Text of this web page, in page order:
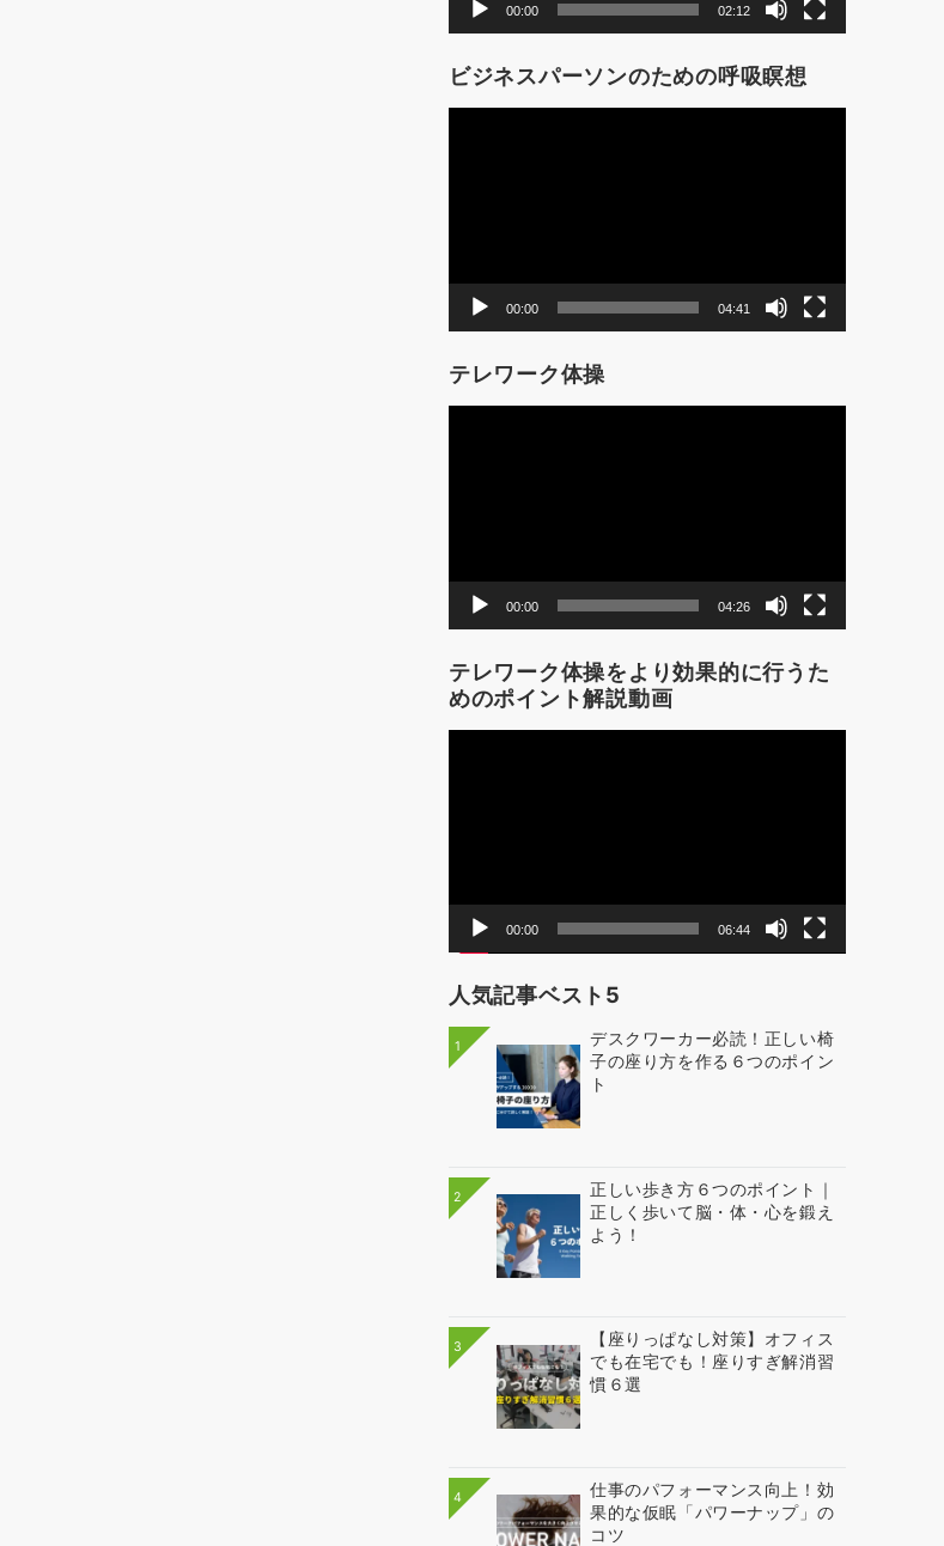
00:00 02:12
ビジネスパーソンのための呼吸瞑想
00:00 04:41
テレワーク体操
00:00 04:26
テレワーク体操をより効果的に行うた
めのポイント解説動画
00:00 06:44
人気記事ベスト5
1
デスクワーカー必読！正しい椅
子の座り方を作る６つのポイン
ト
2
正しい歩き方６つのポイント｜
正しく歩いて脳・体・心を鍛え
よう！
3
【座りっぱなし対策】オフィス
でも在宅でも！座りすぎ解消習
慣６選
4
仕事のパフォーマンス向上！効
果的な仮眠「パワーナップ」の
コツ